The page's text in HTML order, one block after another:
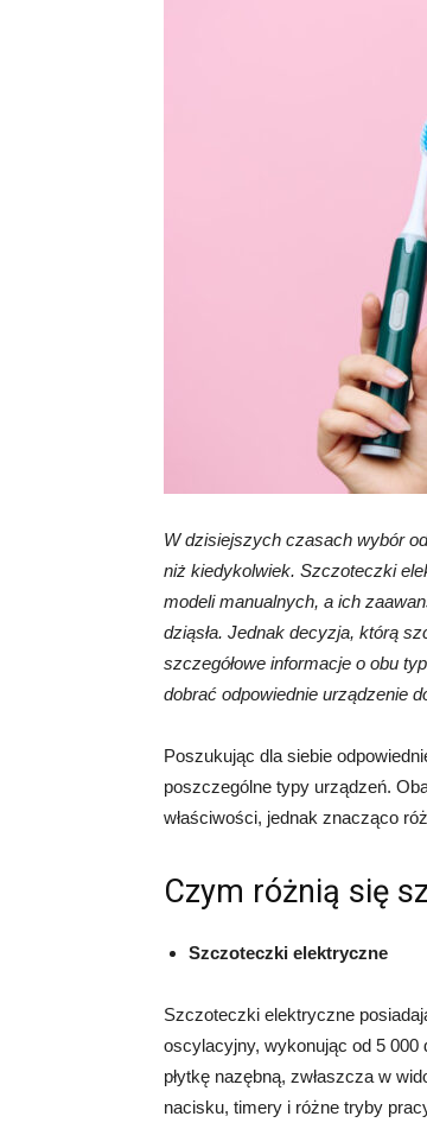
W dzisiejszych czasach wybór
niż kiedykolwiek. Szczoteczki
modeli manualnych, a ich
dziąsła. Jednak decyzja, którą
szczegółowe informacje o obu
dobrać odpowiednie urządzenie
Poszukując dla siebie
poszczególne typy urządzeń.
właściwości, jednak znacząco
Czym różnią się
Szczoteczki elektryczne
Szczoteczki elektryczne
oscylacyjny, wykonując od 5
płytkę nazębną, zwłaszcza w
nacisku, timery i różne tryby